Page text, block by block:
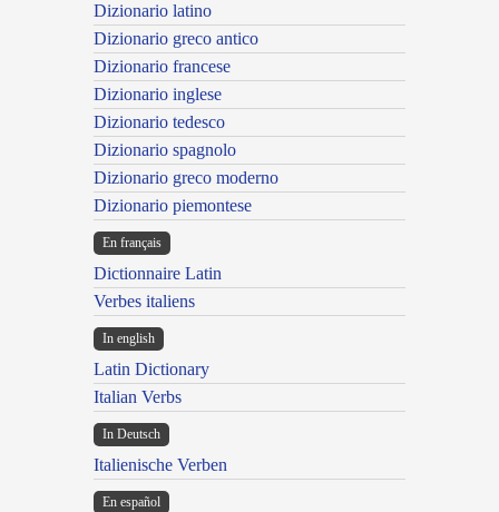
Dizionario latino
Dizionario greco antico
Dizionario francese
Dizionario inglese
Dizionario tedesco
Dizionario spagnolo
Dizionario greco moderno
Dizionario piemontese
En français
Dictionnaire Latin
Verbes italiens
In english
Latin Dictionary
Italian Verbs
In Deutsch
Italienische Verben
En español